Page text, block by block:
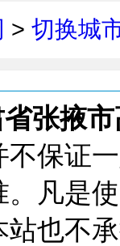
> 切换城
张掖
保证
。凡是
也不